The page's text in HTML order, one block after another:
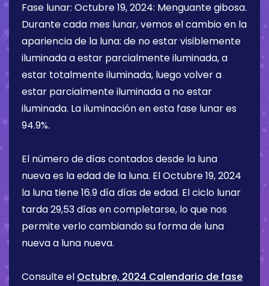
Fase lunar: Octubre 19, 2024: Menguante gibosa.
Durante cada mes lunar, vemos el cambio en la
apariencia de la luna: de no estar visiblemente
iluminada a estar parcialmente iluminada, a
estar totalmente iluminada, luego volver a
estar parcialmente iluminada a no estar
iluminada. La iluminación en esta fase lunar es
94.9%.
El número de días contados desde la luna
nueva es la edad de la luna. ElOctubre 19, 2024
la luna tiene16.9 díadías de edad. El ciclo lunar
tarda 29,53 días en completarse, lo que nos
permite verlo cambiando su forma de luna
nueva a luna nueva.
Consulte el Octubre, 2024 Calendario de fase